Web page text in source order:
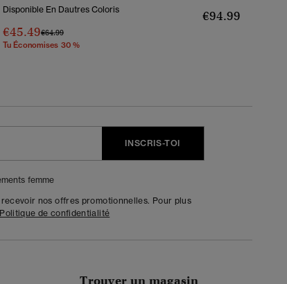
Disponible En Dautres Coloris
€45.49Prix Réduit De
€64.99À
Tu Économises 30 %
€94.99
INSCRIS-TOI
femme
nos offres promotionnelles. Pour plus
Politique de confidentialité
Trouver un magasin